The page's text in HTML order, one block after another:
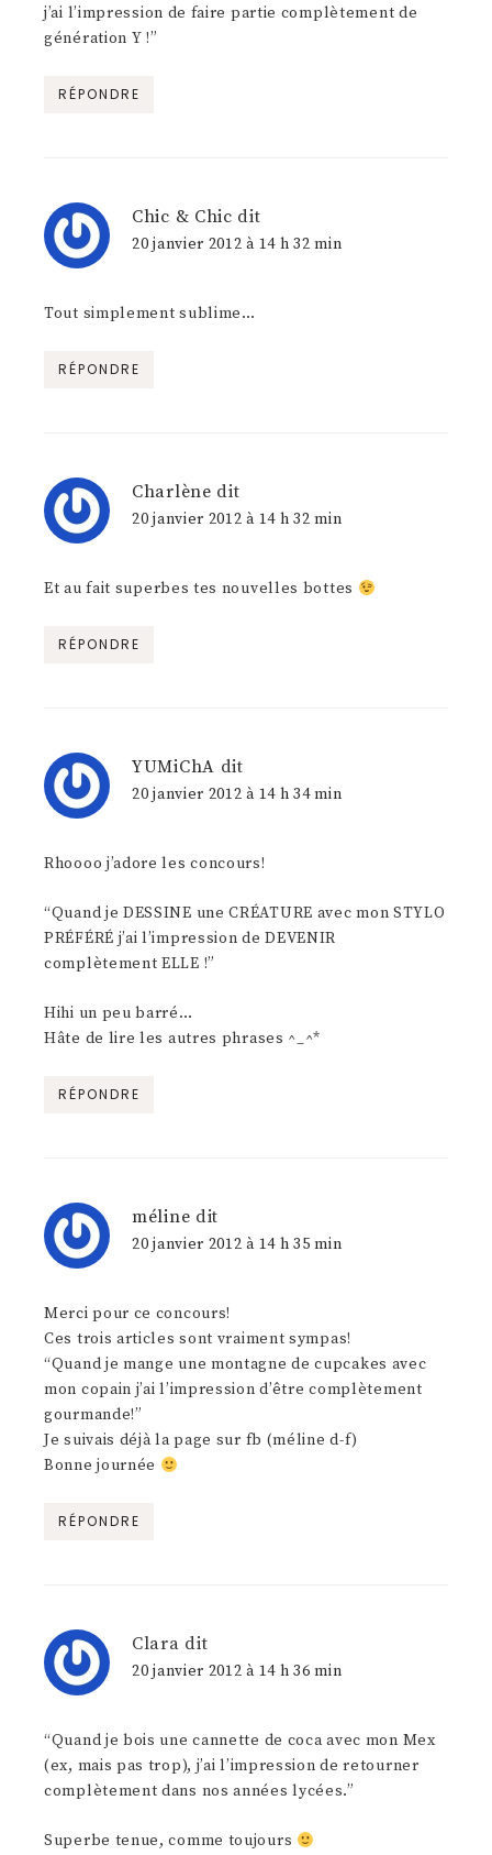
j’ai l’impression de faire partie complètement de
génération Y !”
RÉPONDRE
Chic & Chic dit
20 janvier 2012 à 14 h 32 min
Tout simplement sublime…
RÉPONDRE
Charlène dit
20 janvier 2012 à 14 h 32 min
Et au fait superbes tes nouvelles bottes
RÉPONDRE
YUMiChA dit
20 janvier 2012 à 14 h 34 min
Rhoooo j’adore les concours!
“Quand je DESSINE une CRÉATURE avec mon STYLO
PRÉFÉRÉ j’ai l’impression de DEVENIR
complètement ELLE !”
Hihi un peu barré…
Hâte de lire les autres phrases ^_^*
RÉPONDRE
méline dit
20 janvier 2012 à 14 h 35 min
Merci pour ce concours!
Ces trois articles sont vraiment sympas!
“Quand je mange une montagne de cupcakes avec
mon copain j’ai l’impression d’être complètement
gourmande!”
Je suivais déjà la page sur fb (méline d-f)
Bonne journée
RÉPONDRE
Clara dit
20 janvier 2012 à 14 h 36 min
“Quand je bois une cannette de coca avec mon Mex
(ex, mais pas trop), j’ai l’impression de retourner
complètement dans nos années lycées.”
Superbe tenue, comme toujours